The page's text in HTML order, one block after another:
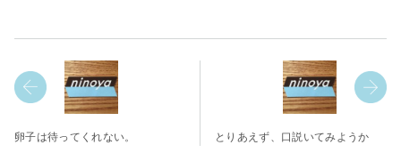
卵子は待ってくれない。 とりあえず、口説いてみようか